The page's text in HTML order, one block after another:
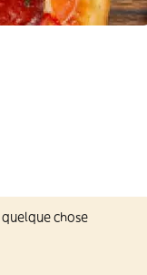
chose